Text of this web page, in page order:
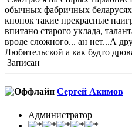
обычных фабричных
кнопок такие прекрасные
впитано старого уклада,
вроде сложного... ан нет...А
Любительской а как будто
Записан
Сергей Акимов
Администратор